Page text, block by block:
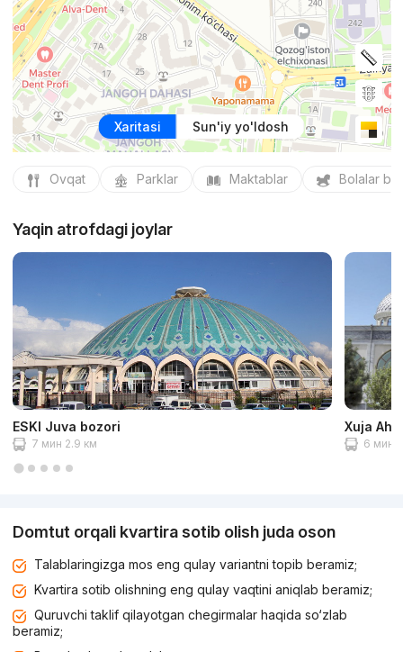
Xaritasi Sun'iy yo'ldosh
Ovqat Parklar Maktablar Bolalar
Yaqin atrofdagi joylar
ESKI Juva bozori
7 мин 2.9 км
Xuja
6 мин
Domtut orqali kvartira sotib olish juda oson
Talablaringizga mos eng qulay variantni topib beramiz;
Kvartira sotib olishning eng qulay vaqtini aniqlab beramiz;
Quruvchi taklif qilayotgan chegirmalar haqida so‘zlab
beramiz;